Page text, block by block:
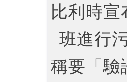
比利時宣
班進行
稱要「驗